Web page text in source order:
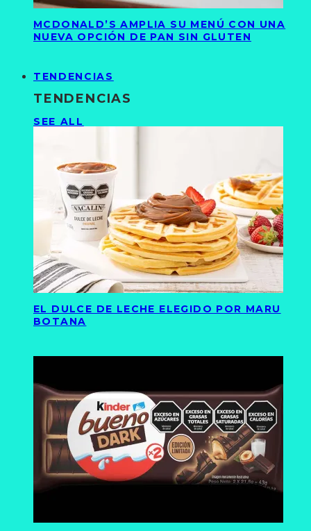
MCDONALD’S AMPLIA SU MENÚ CON UNA
NUEVA OPCIÓN DE PAN SIN GLUTEN
TENDENCIAS
TENDENCIAS
SEE ALL
EL DULCE DE LECHE ELEGIDO POR MARU
BOTANA